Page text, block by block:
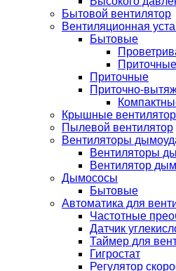
Бытовой вентилятор
Вентиляционная
Бытовые
Приточные
Приточные
Приточно-
Крышные
Пылевой вентилятор
Вентиляторы
Вентиляторы
Вентилятор
Дымососы
Бытовые
Автоматика для
Частотные
Датчик
Таймер для
Гигростат
Регулятор